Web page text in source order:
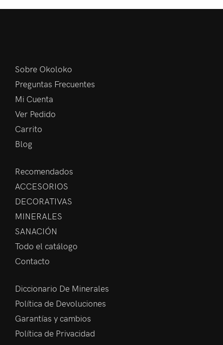
Sobre Okoloko
Preguntas Frecuentes
Mi Cuenta
Ver Pedido
Carrito
Blog
Recomendados
ACCESORIOS
DECORATIVAS
MINERALES
SANACIÓN
Todo el catálogo
Contacto
Diccionario De Minerales
Política de Devoluciones
Garantías y cambios
Política de Privacidad